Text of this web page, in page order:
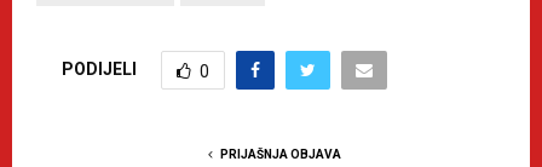
PODIJELI 0
PRIJAŠNJA OBJAVA